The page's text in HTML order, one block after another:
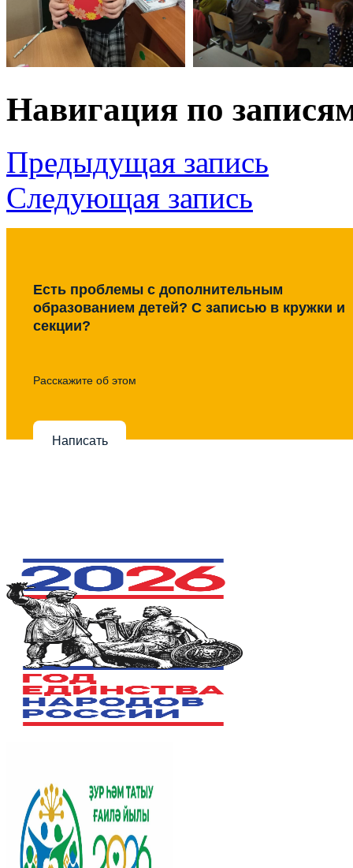
Навигация по
Предыдущая запись
Следующая запись
Есть проблемы с дополнительным
образованием детей? С записью в кружки и
секции?
Расскажите об этом
Написать